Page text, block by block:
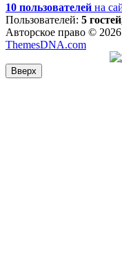
10 пользователей на
Пользователей: 5
Авторское право ©
ThemesDNA.com
Вверх